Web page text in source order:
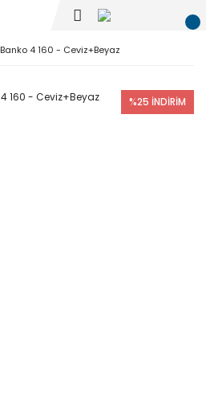
Banko 4 160 - Ceviz+Beyaz
%25 İNDİRİM